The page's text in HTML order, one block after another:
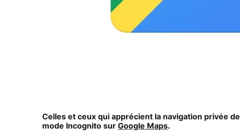
Celles et ceux qui apprécient la navigation privée de
mode Incognito sur Google Maps.